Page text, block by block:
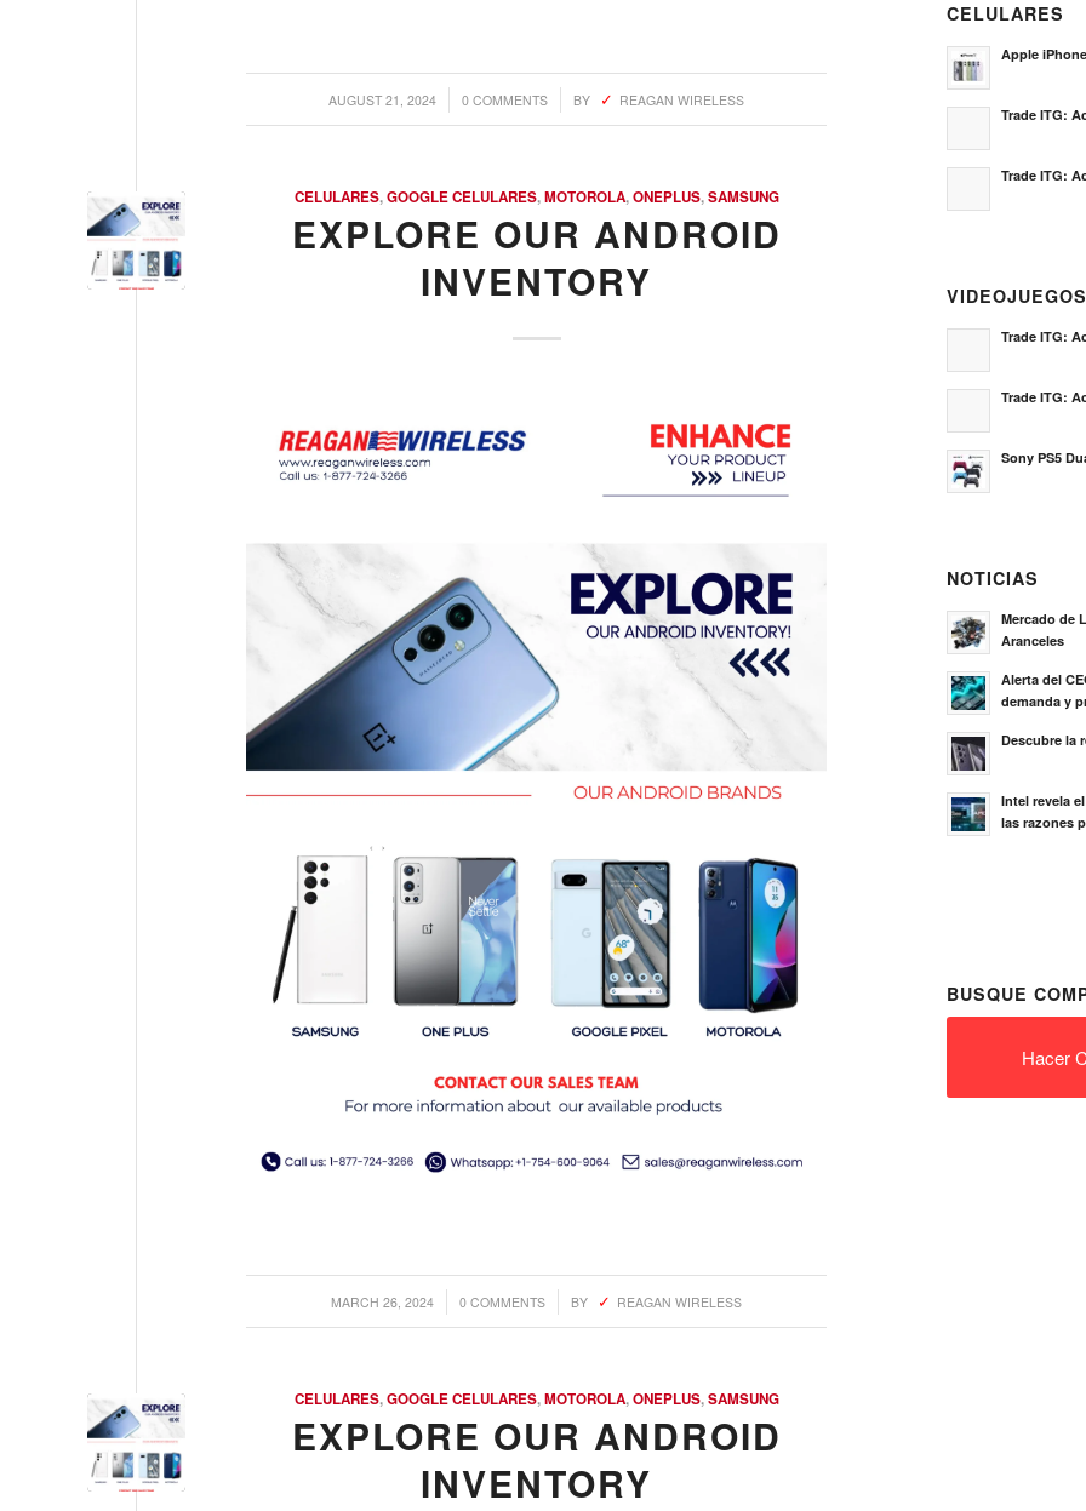
AUGUST 21, 2024
/ 0 COMMENTS
/ BY REAGAN WIRELESS
CELULARES,GOOGLE CELULARES,MOTOROLA,ONEPLUS,SAMSUNG
EXPLORE OUR ANDROID
INVENTORY
MARCH 26, 2024
/ 0 COMMENTS
/ BY REAGAN WIRELESS
CELULARES,GOOGLE CELULARES,MOTOROLA,ONEPLUS,SAMSUNG
EXPLORE OUR ANDROID
INVENTORY
CELULARES
Apple
Trade ITG:
Trade ITG:
VIDEOJUEGOS
Trade ITG:
Trade ITG:
Sony PS5
NOTICIAS
Mercado de
Aranceles
Alerta del
demanda y
Descubre la
Intel revela
las razones
BUSQUE
Hacer